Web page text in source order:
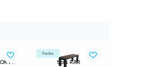
Atkritumu urna OKTO PLUS
Parks
Sols RAR